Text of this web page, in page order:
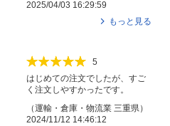
2025/04/03 16:29:59
もっと見る
5
はじめての注文でしたが、すご
く注文しやすかったです。
（運輸・倉庫・物流業 三重県）
2024/11/12 14:46:12